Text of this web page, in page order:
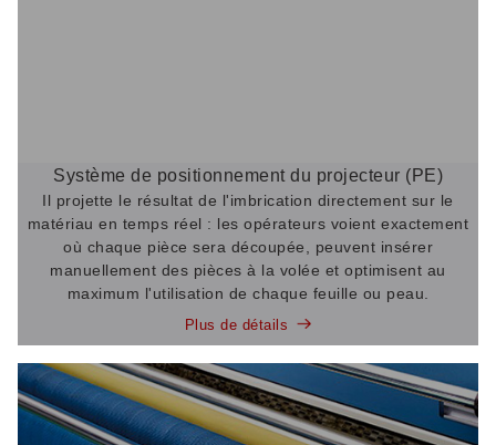
Système de positionnement du projecteur (PE)
Il projette le résultat de l'imbrication directement sur le
matériau en temps réel : les opérateurs voient exactement
où chaque pièce sera découpée, peuvent insérer
manuellement des pièces à la volée et optimisent au
maximum l'utilisation de chaque feuille ou peau.
Plus de détails